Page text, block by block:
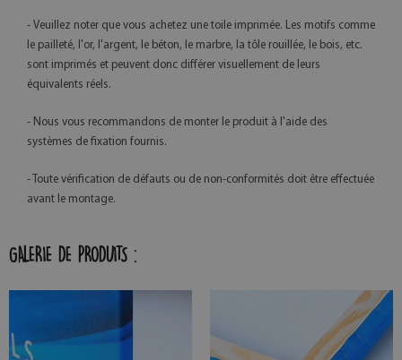
- Veuillez noter que vous achetez une toile imprimée. Les motifs comme
le pailleté, l'or, l'argent, le béton, le marbre, la tôle rouillée, le bois, etc.
sont imprimés et peuvent donc différer visuellement de leurs
équivalents réels.
- Nous vous recommandons de monter le produit à l'aide des
systèmes de fixation fournis.
- Toute vérification de défauts ou de non-conformités doit être effectuée
avant le montage.
GALERIE DE PRODUITS :